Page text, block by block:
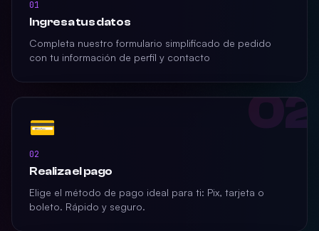
01
Ingresa tus datos
Completa nuestro formulario simplificado de pedido
con tu información de perfil y contacto
02
💳
02
Realiza el pago
Elige el método de pago ideal para ti: Pix, tarjeta o
boleto. Rápido y seguro.